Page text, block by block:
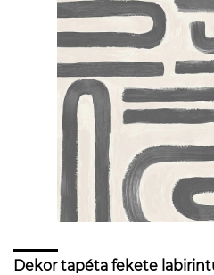
Dekor tapéta fekete